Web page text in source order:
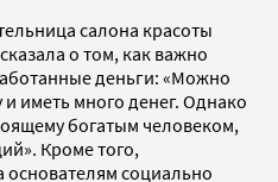
салона красоты
о том, как важно
деньги: «Можно
иметь много денег. Однако
богатым человеком,
Кроме того,
социально